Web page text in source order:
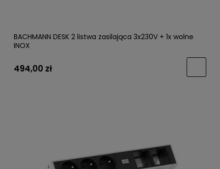
BACHMANN DESK 2 listwa zasilająca 3x230V + 1x wolne
INOX
494,00 zł